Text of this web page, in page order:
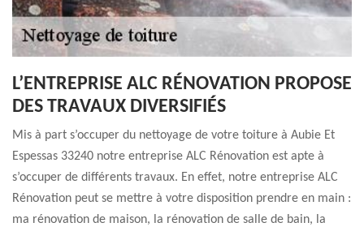
L’ENTREPRISE ALC RÉNOVATION PROPOSE
DES TRAVAUX DIVERSIFIÉS
Mis à part s’occuper du nettoyage de votre toiture à Aubie Et
Espessas 33240 notre entreprise ALC Rénovation est apte à
s’occuper de différents travaux. En effet, notre entreprise ALC
Rénovation peut se mettre à votre disposition prendre en main :
ma rénovation de maison, la rénovation de salle de bain, la